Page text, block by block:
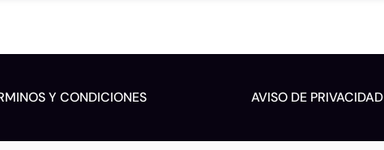
Y CONDICIONES AVISO DE PRIVACIDAD